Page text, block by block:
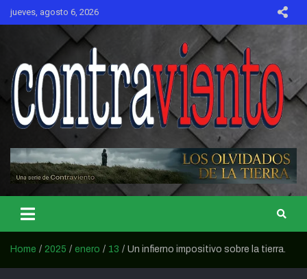
Skip
jueves, agosto 6, 2026
CONTRAVIENTO
Home 2025 enero 13 Un infierno impositivo sobre la tierra.